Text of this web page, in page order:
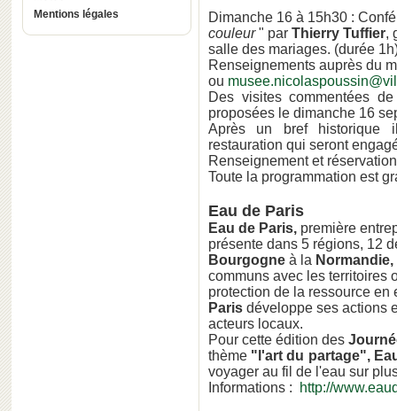
Mentions légales
Dimanche 16 à 15h30 :
couleur" par Thierry Tuffier,
salle des mariages. (durée
Renseignements auprès du
ou
Des visites commentées
proposées le dimanche 16
Après un bref historique
restauration qui seront
Renseignement et
Toute la programmation est
Eau de Paris
Eau de Paris, première
présente dans 5 régions, 12
Bourgogne à la Normandie,
communs avec les territoires
protection de la ressource en
Paris développe ses actions
acteurs locaux.
Pour cette édition des
thème "l'art du partage",
voyager au fil de l'eau sur
Informations :
http://